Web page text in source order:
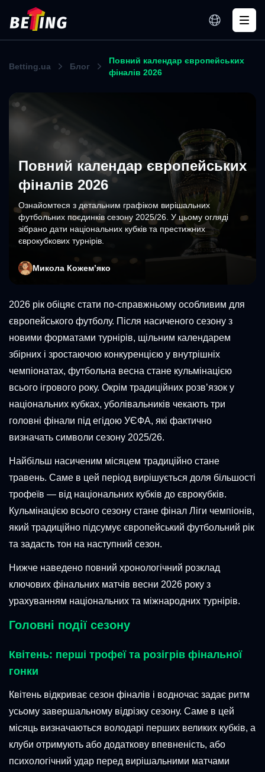
Betting.ua Блог
Повний календар європейських
фіналів 2026
Повний календар європейських
фіналів 2026
Ознайомтеся з детальним графіком вирішальних
футбольних поєдинків сезону 2025/26. У цьому огляді
зібрано дати національних кубків та престижних
єврокубкових турнірів.
Микола Кожемʼяко
2026 рік обіцяє стати по-справжньому особливим для
європейського футболу. Після насиченого сезону з
новими форматами турнірів, щільним календарем
збірних і зростаючою конкуренцією у внутрішніх
чемпіонатах, футбольна весна стане кульмінацією
всього ігрового року. Окрім традиційних розв’язок у
національних кубках, уболівальників чекають три
головні фінали під егідою УЄФА, які фактично
визначать символи сезону 2025/26.
Найбільш насиченим місяцем традиційно стане
травень. Саме в цей період вирішується доля більшості
трофеїв — від національних кубків до єврокубків.
Кульмінацією всього сезону стане фінал Ліги чемпіонів,
який традиційно підсумує європейський футбольний рік
та задасть тон на наступний сезон.
Нижче наведено повний хронологічний розклад
ключових фінальних матчів весни 2026 року з
урахуванням національних та міжнародних турнірів.
Головні події сезону
Квітень: перші трофеї та розігрів фінальної
гонки
Квітень відкриває сезон фіналів і водночас задає ритм
усьому завершальному відрізку сезону. Саме в цей
місяць визначаються володарі перших великих кубків, а
клуби отримують або додаткову впевненість, або
психологічний удар перед вирішальними матчами